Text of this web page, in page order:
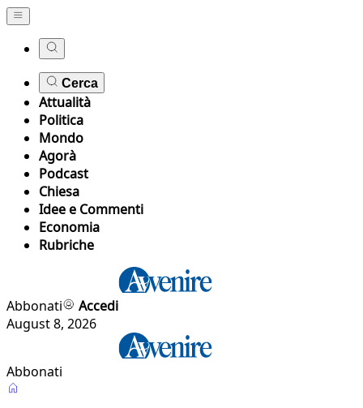
Cerca
Attualità
Politica
Mondo
Agorà
Podcast
Chiesa
Idee e Commenti
Economia
Rubriche
Abbonati
Accedi
August 8, 2026
Abbonati